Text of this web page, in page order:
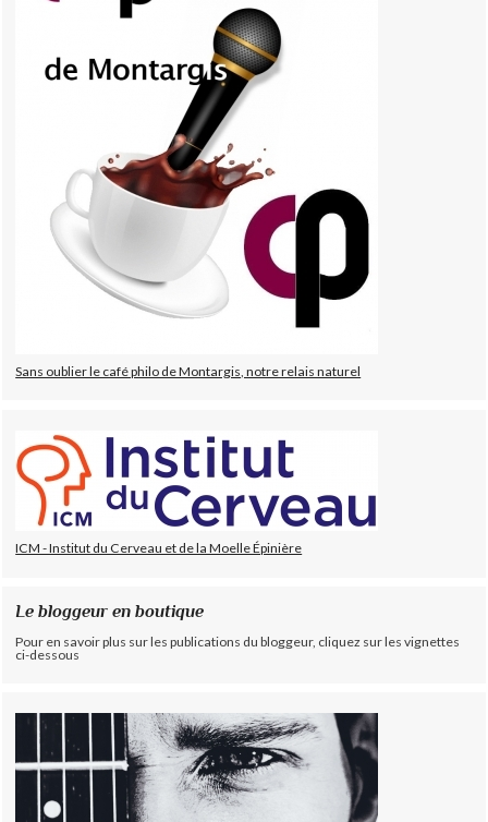
Sans oublier le café philo de Montargis, notre relais naturel
ICM - Institut du Cerveau et de la Moelle Épinière
Le bloggeur en boutique
Pour en savoir plus sur les publications du bloggeur, cliquez sur les vignettes
ci-dessous